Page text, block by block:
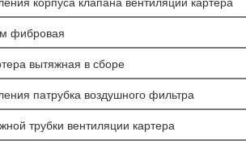
фибровая
вытяжная в сборе
патрубка воздушного фильтра
трубки вентиляции картера